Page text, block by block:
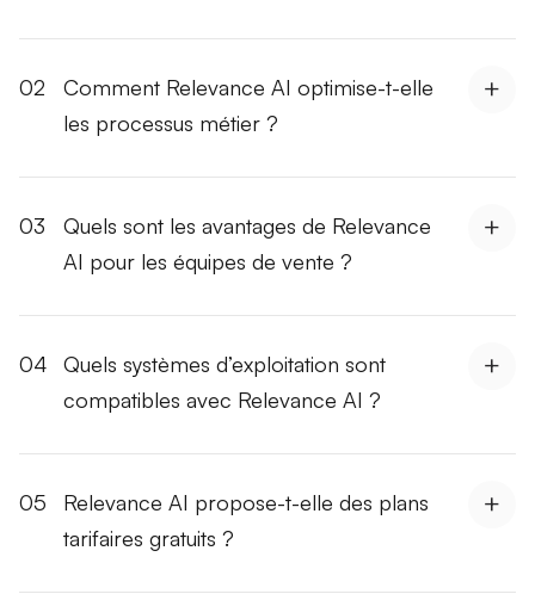
02
Comment Relevance AI optimise-t-elle
les processus métier ?
03
Quels sont les avantages de Relevance
AI pour les équipes de vente ?
04
Quels systèmes d’exploitation sont
compatibles avec Relevance AI ?
05
Relevance AI propose-t-elle des plans
tarifaires gratuits ?